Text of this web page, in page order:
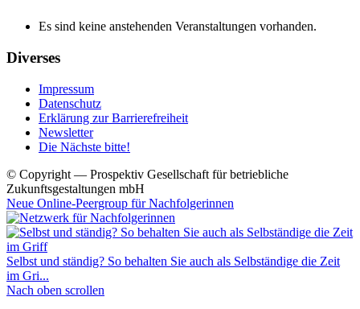
Es sind keine anstehenden Veranstaltungen vorhanden.
Diverses
Impressum
Datenschutz
Erklärung zur Barrierefreiheit
Newsletter
Die Nächste bitte!
© Copyright — Prospektiv Gesellschaft für betriebliche
Zukunftsgestaltungen mbH
Neue Online-Peergroup für Nachfolgerinnen
Selbst und ständig? So behalten Sie auch als Selbständige die Zeit
im Gri...
Nach oben scrollen